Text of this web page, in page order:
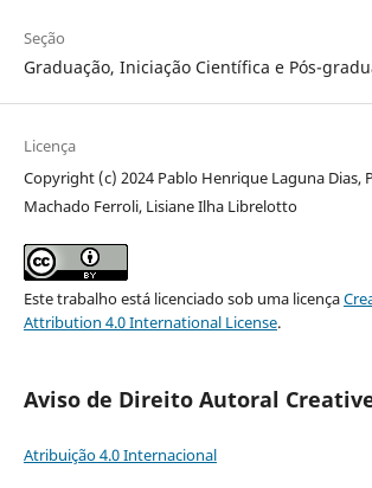
Seção
Graduação, Iniciação Científica e Pós-
Licença
Copyright (c) 2024 Pablo Henrique Laguna Dias,
Machado Ferroli, Lisiane Ilha Librelotto
Este trabalho está licenciado sob uma licença
Attribution 4.0 International License.
Aviso de Direito Autoral
Atribuição 4.0 Internacional